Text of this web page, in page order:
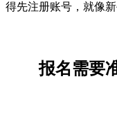
得先注册账号，就像
报名需要